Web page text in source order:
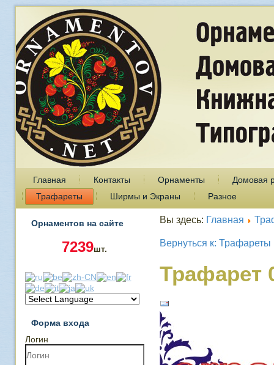
Главная Контакты Орнаменты
Домовая
Трафареты
Ширмы и Экраны Разное
Орнаментов на сайте
7239шт.
Форма входа
Логин
Вы здесь: Главная
Вернуться к: Трафареты
Трафарет